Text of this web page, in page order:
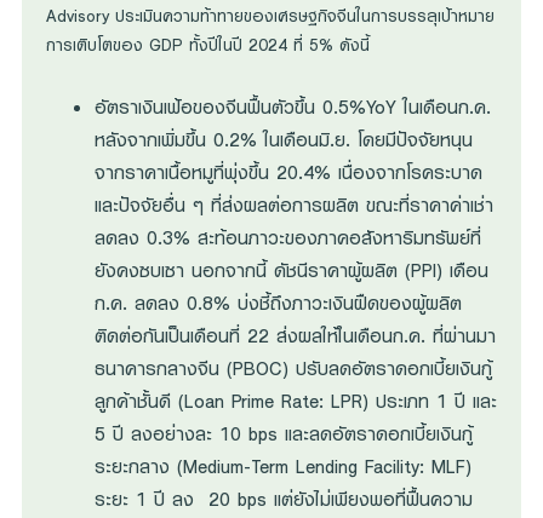
Advisory ประเมินความท้าทายของเศรษฐกิจจีนในการบรรลุเป้าหมาย
การเติบโตของ GDP ทั้งปีในปี 2024 ที่ 5% ดังนี้
อัตราเงินเฟ้อของจีนฟื้นตัวขึ้น 0.5%YoY ในเดือนก.ค.
หลังจากเพิ่มขึ้น 0.2% ในเดือนมิ.ย. โดยมีปัจจัยหนุน
จากราคาเนื้อหมูที่พุ่งขึ้น 20.4% เนื่องจากโรคระบาด
และปัจจัยอื่น ๆ ที่ส่งผลต่อการผลิต ขณะที่ราคาค่าเช่า
ลดลง 0.3% สะท้อนภาวะของภาคอสังหาริมทรัพย์ที่
ยังคงซบเซา นอกจากนี้ ดัชนีราคาผู้ผลิต (PPI) เดือน
ก.ค. ลดลง 0.8% บ่งชี้ถึงภาวะเงินฝืดของผู้ผลิต
ติดต่อกันเป็นเดือนที่ 22 ส่งผลให้ในเดือนก.ค. ที่ผ่านมา
ธนาคารกลางจีน (PBOC) ปรับลดอัตราดอกเบี้ยเงินกู้
ลูกค้าชั้นดี (Loan Prime Rate: LPR) ประเภท 1 ปี และ
5 ปี ลงอย่างละ 10 bps และลดอัตราดอกเบี้ยเงินกู้
ระยะกลาง (Medium-Term Lending Facility: MLF)
ระยะ 1 ปี ลง 20 bps แต่ยังไม่เพียงพอที่ฟื้นความ